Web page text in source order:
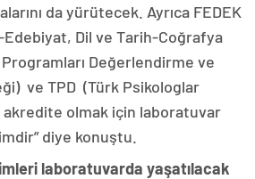
da yürütecek. Ayrıca FEDEK
Dil ve Tarih-Coğrafya
Değerlendirme ve
ve TPD (Türk Psikologlar
akredite olmak için laboratuvar
diye konuştu.
laboratuvarda yaşatılacak